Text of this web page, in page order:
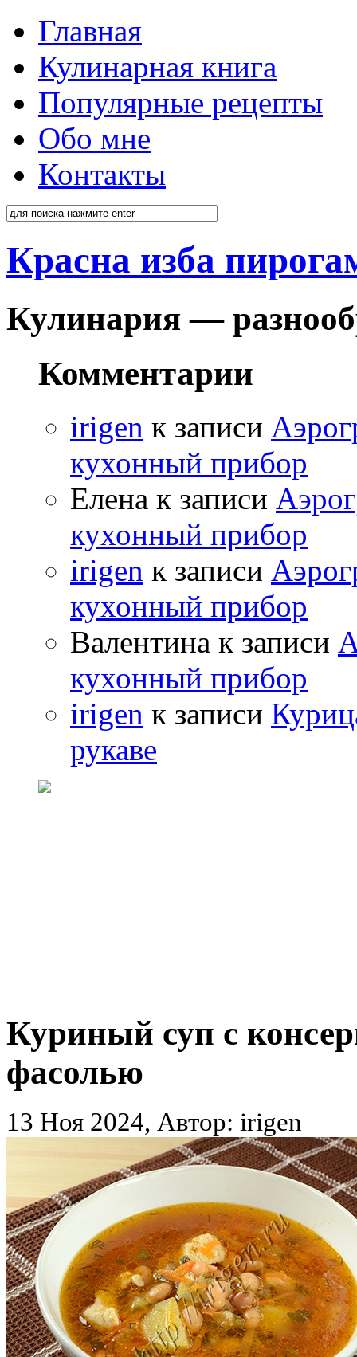
Главная
Кулинарная книга
Популярные рецепты
Обо мне
Контакты
Красна изба
Кулинария —
Комментарии
irigen к записи
кухонный прибор
Елена к записи
кухонный прибор
irigen к записи
кухонный прибор
Валентина к записи
кухонный прибор
irigen к записи
рукаве
Куриный суп с
фасолью
13 Ноя 2024, Автор: irigen